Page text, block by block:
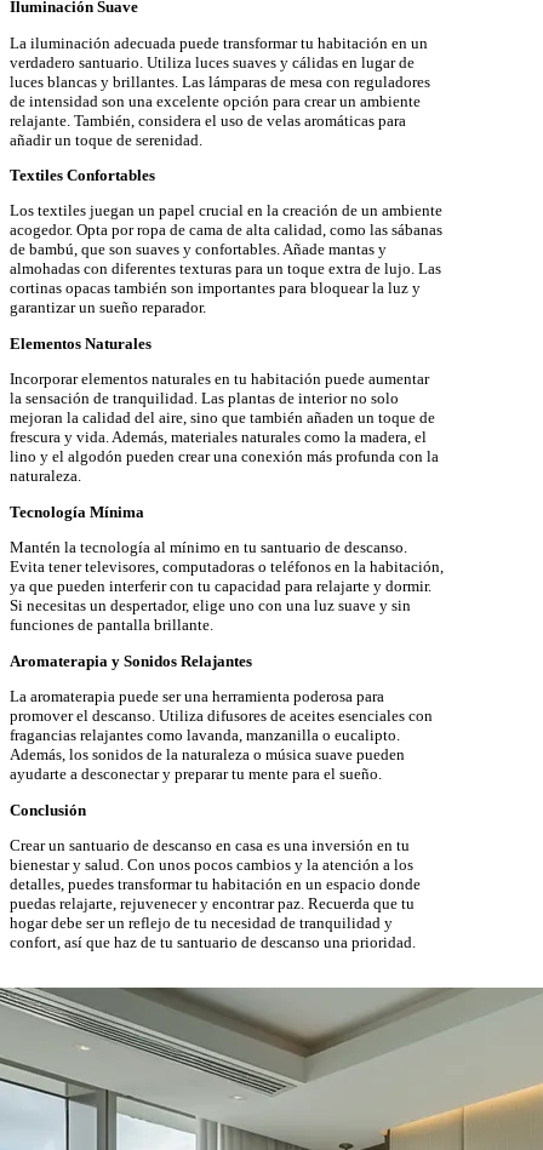
Iluminación Suave
La iluminación adecuada puede transformar tu habitación en un
verdadero santuario. Utiliza luces suaves y cálidas en lugar de
luces blancas y brillantes. Las lámparas de mesa con reguladores
de intensidad son una excelente opción para crear un ambiente
relajante. También, considera el uso de velas aromáticas para
añadir un toque de serenidad.
Textiles Confortables
Los textiles juegan un papel crucial en la creación de un ambiente
acogedor. Opta por ropa de cama de alta calidad, como las sábanas
de bambú, que son suaves y confortables. Añade mantas y
almohadas con diferentes texturas para un toque extra de lujo. Las
cortinas opacas también son importantes para bloquear la luz y
garantizar un sueño reparador.
Elementos Naturales
Incorporar elementos naturales en tu habitación puede aumentar
la sensación de tranquilidad. Las plantas de interior no solo
mejoran la calidad del aire, sino que también añaden un toque de
frescura y vida. Además, materiales naturales como la madera, el
lino y el algodón pueden crear una conexión más profunda con la
naturaleza.
Tecnología Mínima
Mantén la tecnología al mínimo en tu santuario de descanso.
Evita tener televisores, computadoras o teléfonos en la habitación,
ya que pueden interferir con tu capacidad para relajarte y dormir.
Si necesitas un despertador, elige uno con una luz suave y sin
funciones de pantalla brillante.
Aromaterapia y Sonidos Relajantes
La aromaterapia puede ser una herramienta poderosa para
promover el descanso. Utiliza difusores de aceites esenciales con
fragancias relajantes como lavanda, manzanilla o eucalipto.
Además, los sonidos de la naturaleza o música suave pueden
ayudarte a desconectar y preparar tu mente para el sueño.
Conclusión
Crear un santuario de descanso en casa es una inversión en tu
bienestar y salud. Con unos pocos cambios y la atención a los
detalles, puedes transformar tu habitación en un espacio donde
puedas relajarte, rejuvenecer y encontrar paz. Recuerda que tu
hogar debe ser un reflejo de tu necesidad de tranquilidad y
confort, así que haz de tu santuario de descanso una prioridad.